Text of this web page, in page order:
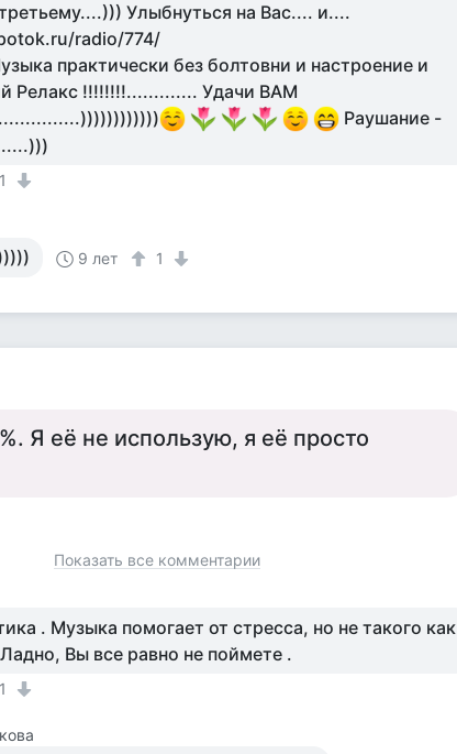
Улыбнуться на Вас.... и....
radio/774/
практически без болтовни и настроение и
Релакс !!!!!!!!............. Удачи ВАМ
Раушание -
1
9 лет 1
Я её не использую, я её просто
Показать все комментарии
. Музыка помогает от стресса, но не такого как
Вы все равно не поймете .
1